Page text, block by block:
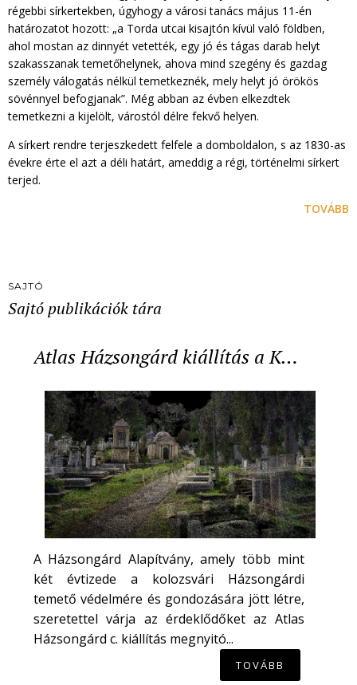
régebbi sírkertekben, úgyhogy a városi tanács május 11-én
határozatot hozott: „a Torda utcai kisajtón kívül való földben,
ahol mostan az dinnyét vetették, egy jó és tágas darab helyt
szakasszanak temetőhelynek, ahova mind szegény és gazdag
személy válogatás nélkül temetkeznék, mely helyt jó örökös
sövénnyel befogjanak”. Még abban az évben elkezdtek
temetkezni a kijelölt, várostól délre fekvő helyen.
A sírkert rendre terjeszkedett felfele a domboldalon, s az 1830-as
évekre érte el azt a déli határt, ameddig a régi, történelmi sírkert
terjed.
TOVÁBB
SAJTÓ
Sajtó publikációk tára
Atlas Házsongárd kiállítás a K…
A Házsongárd Alapítvány, amely több mint
két évtizede a kolozsvári Házsongárdi
temető védelmére és gondozására jött létre,
szeretettel várja az érdeklődőket az Atlas
Házsongárd c. kiállítás megnyitó...
TOVÁBB